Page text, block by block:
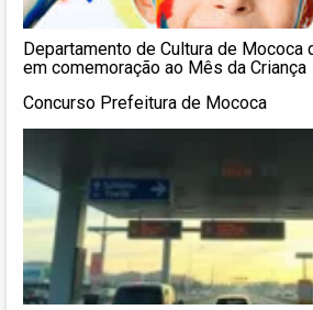
Departamento de Cultura de Mococa
em comemoração ao Mês da Criança
Concurso Prefeitura de Mococa